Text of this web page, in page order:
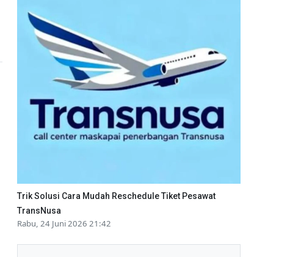
Trik Solusi Cara Mudah Reschedule Tiket Pesawat
TransNusa
Rabu, 24 Juni 2026 21:42